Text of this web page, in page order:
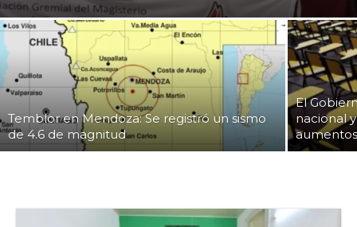
Temblor en Mendoza: Se registró un sismo
de 4.6 de magnitud
El
nacional